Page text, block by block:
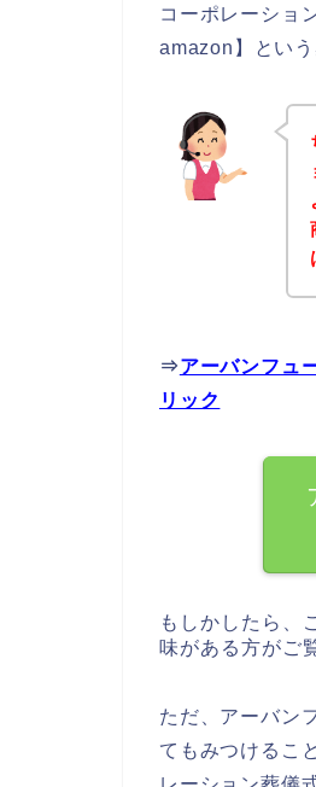
コーポレーショ
amazon】とい
⇒アーバンフュ
リック
もしかしたら、
味がある方がご
ただ、アーバン
てもみつけるこ